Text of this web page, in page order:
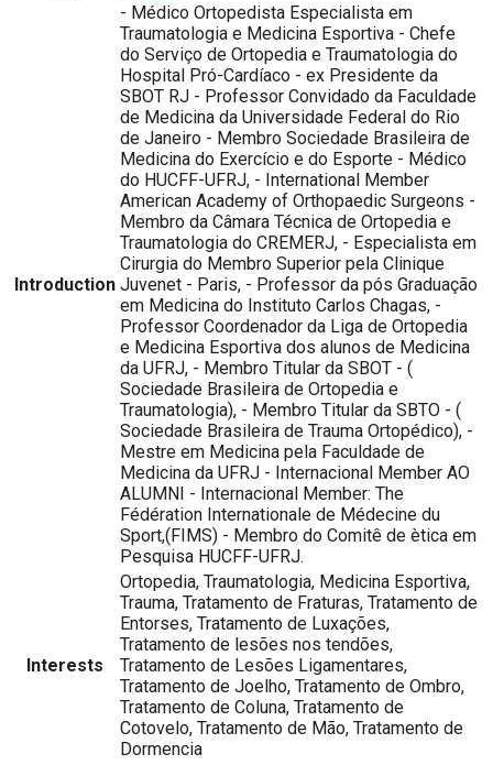
Introduction
- Médico Ortopedista Especialista em
Traumatologia e Medicina Esportiva - Chefe
do Serviço de Ortopedia e Traumatologia do
Hospital Pró-Cardíaco - ex Presidente da
SBOT RJ - Professor Convidado da Faculdade
de Medicina da Universidade Federal do Rio
de Janeiro - Membro Sociedade Brasileira de
Medicina do Exercício e do Esporte - Médico
do HUCFF-UFRJ, - International Member
American Academy of Orthopaedic Surgeons -
Membro da Câmara Técnica de Ortopedia e
Traumatologia do CREMERJ, - Especialista em
Cirurgia do Membro Superior pela Clinique
Juvenet - Paris, - Professor da pós Graduação
em Medicina do Instituto Carlos Chagas, -
Professor Coordenador da Liga de Ortopedia
e Medicina Esportiva dos alunos de Medicina
da UFRJ, - Membro Titular da SBOT - (
Sociedade Brasileira de Ortopedia e
Traumatologia), - Membro Titular da SBTO - (
Sociedade Brasileira de Trauma Ortopédico), -
Mestre em Medicina pela Faculdade de
Medicina da UFRJ - Internacional Member AO
ALUMNI - Internacional Member: The
Fédération Internationale de Médecine du
Sport,(FIMS) - Membro do Comitê de ètica em
Pesquisa HUCFF-UFRJ.
Interests
Ortopedia, Traumatologia, Medicina Esportiva,
Trauma, Tratamento de Fraturas, Tratamento de
Entorses, Tratamento de Luxações,
Tratamento de lesões nos tendões,
Tratamento de Lesões Ligamentares,
Tratamento de Joelho, Tratamento de Ombro,
Tratamento de Coluna, Tratamento de
Cotovelo, Tratamento de Mão, Tratamento de
Dormencia